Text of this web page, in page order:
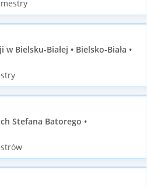
Bielsku-Białej • Bielsko-Biała •
Stefana Batorego •